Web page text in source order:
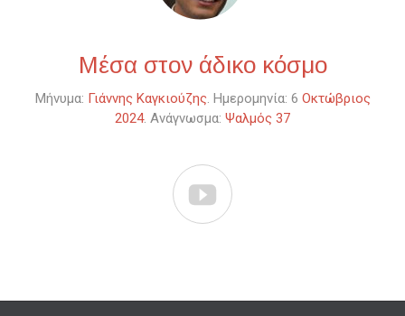
Μέσα στον άδικο κόσμο
Μήνυμα: Γιάννης Καγκιούζης . Ημερομηνία: 6 Οκτώβριος
2024. Ανάγνωσμα: Ψαλμός 37
